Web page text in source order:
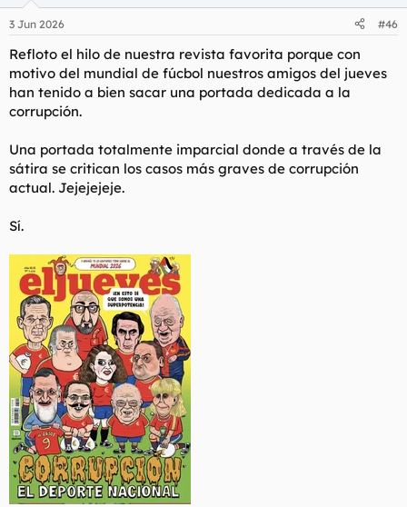
3 Jun 2026 #46
Refloto el hilo de nuestra revista favorita porque con
motivo del mundial de fúcbol nuestros amigos del jueves
han tenido a bien sacar una portada dedicada a la
corrupción.
Una portada totalmente imparcial donde a través de la
sátira se critican los casos más graves de corrupción
actual. Jejejejeje.
Sí.